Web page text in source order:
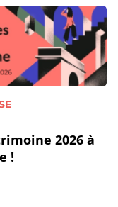
2026 à
!